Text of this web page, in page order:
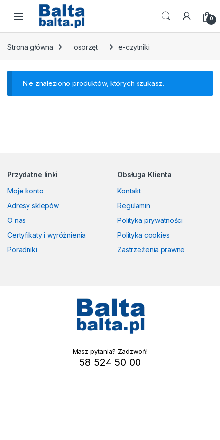
Skip to navigation
Skip to content
Open 0
Strona główna osprzęt e-czytniki
Nie znaleziono produktów, których szukasz.
Przydatne linki
Moje konto
Adresy sklepów
O nas
Certyfikaty i wyróżnienia
Poradniki
Obsługa Klienta
Kontakt
Regulamin
Polityka prywatności
Polityka cookies
Zastrzeżenia prawne
Masz pytania? Zadzwoń!
58 524 50 00